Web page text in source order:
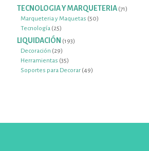
productos
TECNOLOGIA Y MARQUETERIA 7171
Marqueteria y Maquetas 5050
Tecnología 2525
productos
LIQUIDACIÓN 193193
Decoración 2929
productos
Herramientas 3535
productos
Soportes para Decorar 4949